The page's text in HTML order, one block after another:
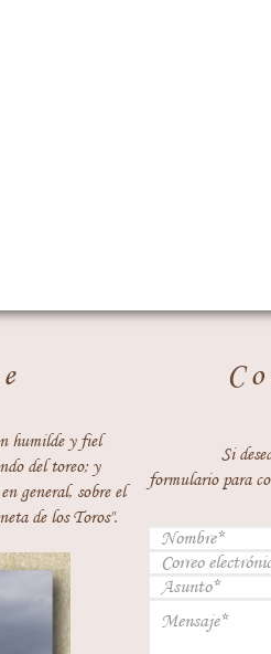
humilde y fiel
del toreo; y
general, sobre el
de los Toros".
Si
formulario para